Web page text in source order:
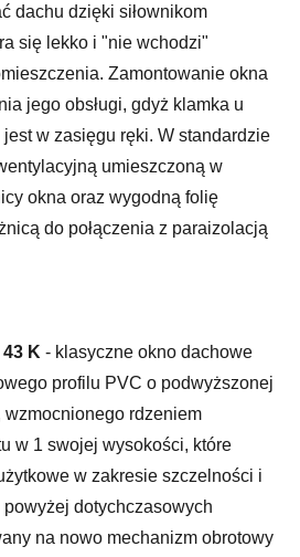
dachu dzięki siłownikom
się lekko i "nie wchodzi"
Zamontowanie okna
jego obsługi, gdyż klamka u
jest w zasięgu ręki. W standardzie
umieszczoną w
okna oraz wygodną folię
do połączenia z paraizolacją
K - klasyczne okno dachowe
profilu PVC o podwyższonej
rdzeniem
w 1 swojej wysokości, które
w zakresie szczelności i
dotychczasowych
na nowo mechanizm obrotowy